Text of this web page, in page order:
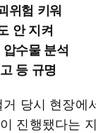
위험 키워
안 지켜
수물 분석
등 규명
당시 현장에
진행됐다는